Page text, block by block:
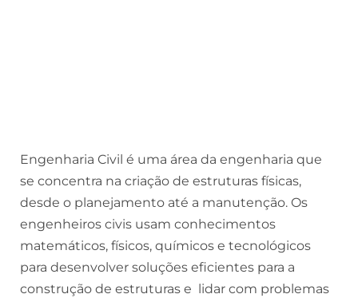
Engenharia Civil é uma área da engenharia que
se concentra na criação de estruturas físicas,
desde o planejamento até a manutenção. Os
engenheiros civis usam conhecimentos
matemáticos, físicos, químicos e tecnológicos
para desenvolver soluções eficientes para a
construção de estruturas e lidar com problemas